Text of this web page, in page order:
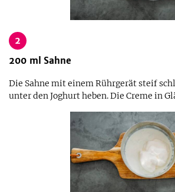
2
200 ml Sahne
Die Sahne mit einem Rührgerät steif
unter den Joghurt heben. Die Creme in